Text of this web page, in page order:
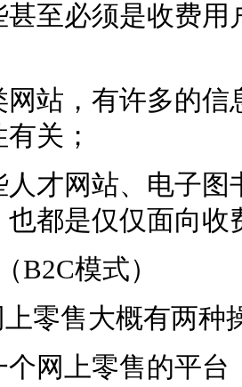
至必须是收费
网站，有许多的
关；
人才网站、电子
也都是仅仅面向收
B2C模式）
零售大概有两种
个网上零售的平